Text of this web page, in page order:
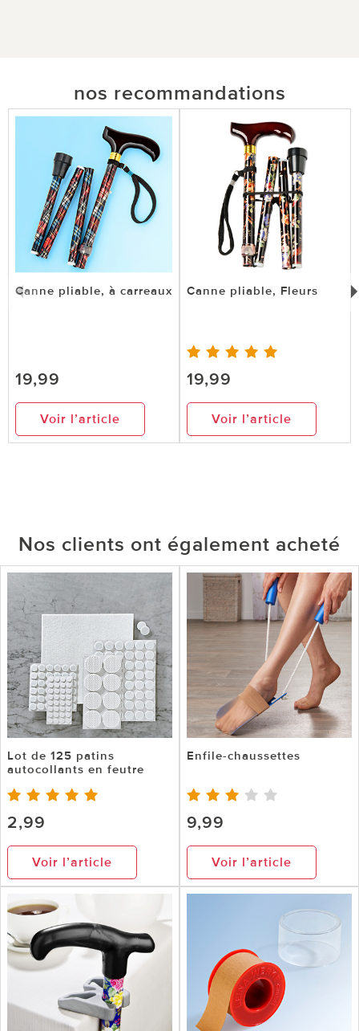
nos recommandations
Canne pliable, à carreaux
19,99
Voir l’article
Canne pliable, Fleurs
19,99
Voir l’article
Nos clients ont également acheté
Lot de 125 patins
autocollants en feutre
2,99
Voir l’article
Enfile-chaussettes
9,99
Voir l’article